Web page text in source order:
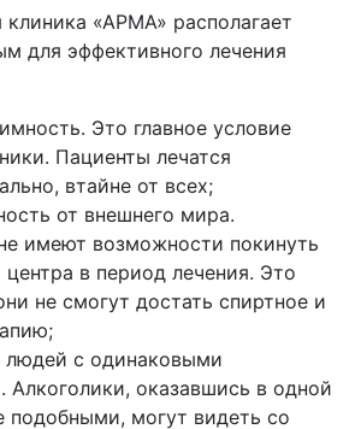
клиника «АРМА» располагает
для эффективного лечения
Это главное условие
Пациенты лечатся
втайне от всех;
от внешнего мира.
имеют возможности покинуть
в период лечения. Это
не смогут достать спиртное и
людей с одинаковыми
Алкоголики, оказавшись в одной
подобными, могут видеть со